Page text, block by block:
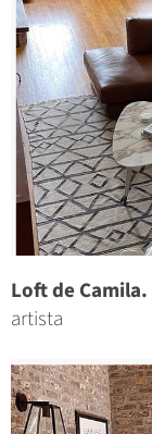
Loft de Camila.
artista